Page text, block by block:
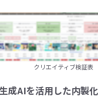
クリエイティブ検証表
成AIを活用した内製